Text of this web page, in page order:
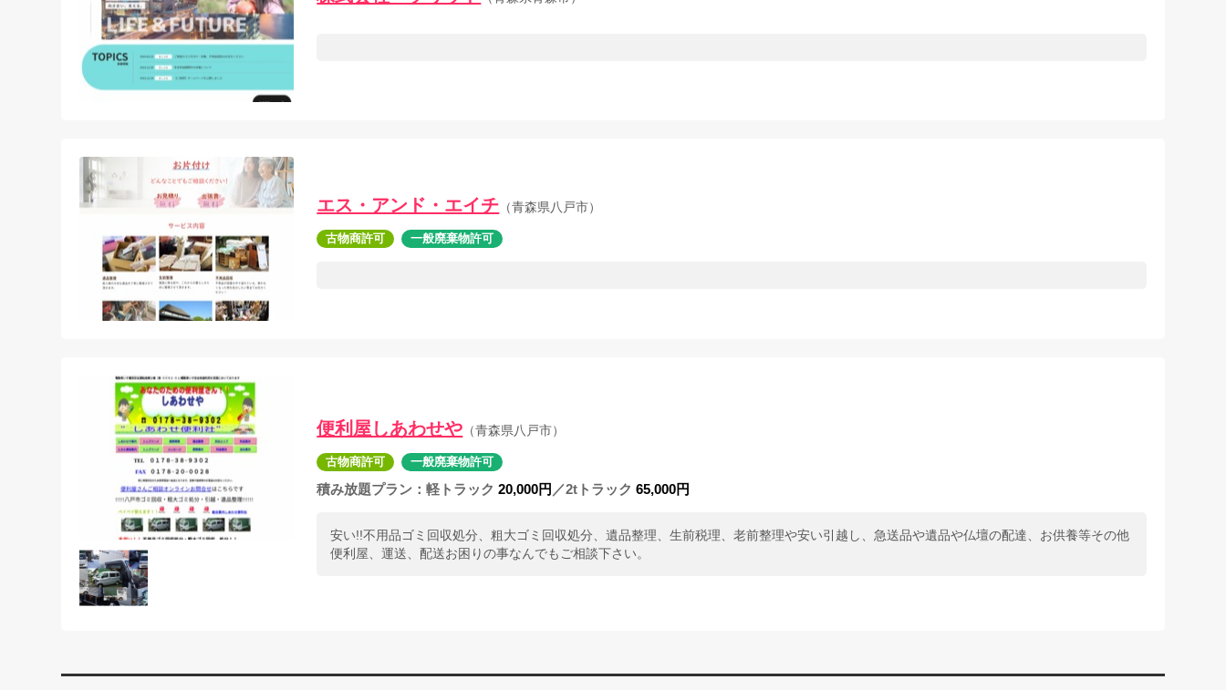
エス・アンド・エイチ （青森県八戸市）
古物商許可 一般廃棄物許可
便利屋しあわせや （青森県八戸市）
古物商許可 一般廃棄物許可
積み放題プラン 軽トラック20,000円 ／2tトラック65,000円
安い!!不用品ゴミ回収処分、粗大ゴミ回収処分、遺品整理、生前税理、老前整理や安い引越し、急送品や遺品や仏壇の配達、お供養等その他
便利屋、運送、配送お困りの事なんでもご相談下さい。